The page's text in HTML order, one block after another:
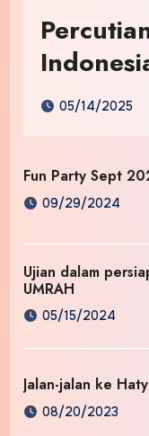
05/14/2025
Fun Party Sept
09/29/2024
Ujian dalam
UMRAH
05/15/2024
Jalan-jalan ke
08/20/2023